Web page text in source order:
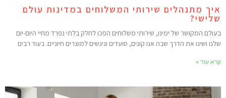
מתנהלים שירותי המשלוחים במדינות עולם
המקושר של ימינו, שירותי משלוחים הפכו לחלק בלתי נפרד מחיי היום-יום
ושינו את הדרך שבה אנו קונים, סועדים וניגשים למוצרים חיוניים. בעוד רבים
עוד »